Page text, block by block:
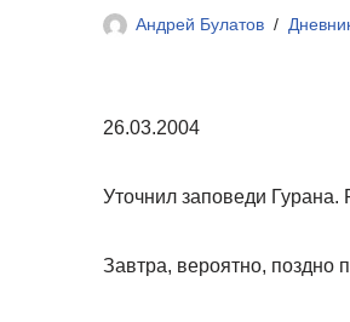
Андрей Булатов
26.03.2004
Уточнил заповеди Гурана.
Завтра, вероятно, поздно